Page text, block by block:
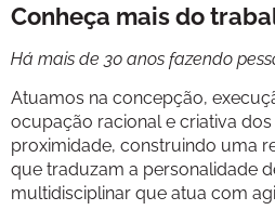
Conheça mais do
Há mais de 30 anos fazendo
Atuamos na concepção,
ocupação racional e criativa
proximidade, construindo uma
que traduzam a personalidade
multidisciplinar que atua com